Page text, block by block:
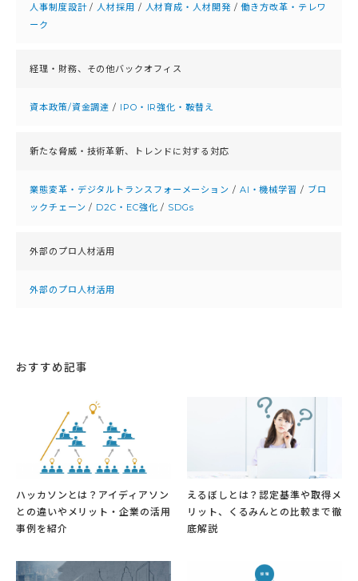
人事制度設計/ 人材採用 / 人材育成・人材開発/働き方改革・テレワ
ーク
経理・財務、 その他バックオフィス
資本政策/資金調達 / IPO・IR強化・鞍替え
新たな脅威・技術革新、 トレンドに対する対応
業態変革・デジタルトランスフォーメーション / AI・機械学習 / ブロ
ックチェーン / D2C・EC強化 / SDGs
外部のプロ人材活用
外部のプロ人材活用
おすすめ記事
ハッカソンとは？アイディアソン
との違いやメリット・企業の活用
事例を紹介
えるぼしとは？認定基準や取得メ
リット、くるみんとの比較まで徹
底解説